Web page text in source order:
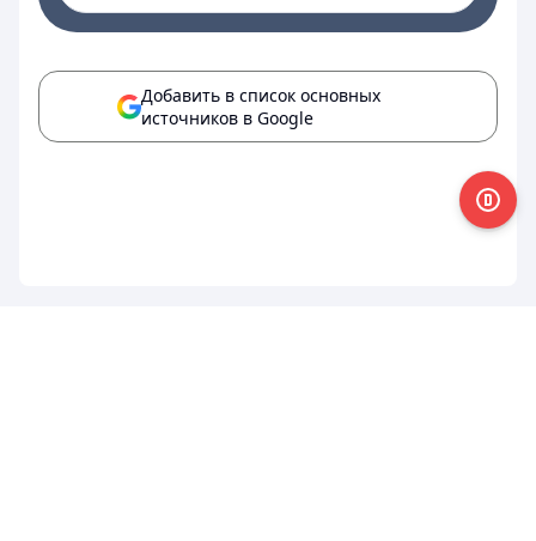
Добавить в список основных
источников в Google